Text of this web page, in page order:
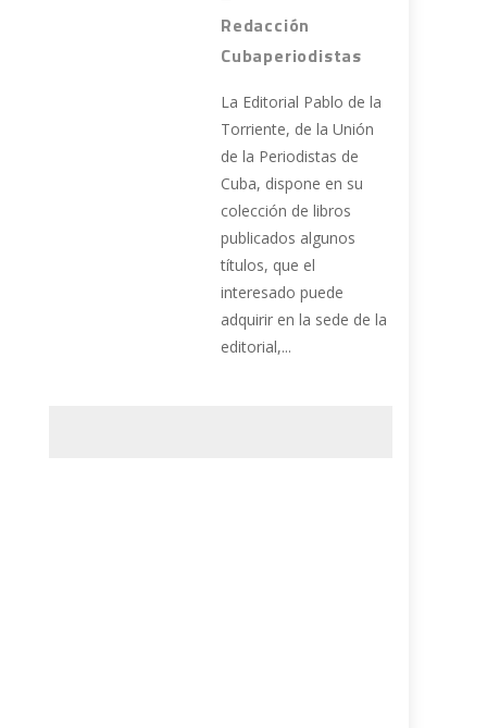
Redacción
Cubaperiodistas
La Editorial Pablo de la
Torriente, de la Unión
de la Periodistas de
Cuba, dispone en su
colección de libros
publicados algunos
títulos, que el
interesado puede
adquirir en la sede de la
editorial,...